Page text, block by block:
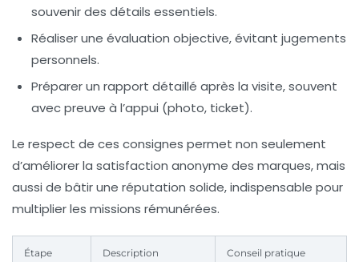
souvenir des détails essentiels.
Réaliser une évaluation objective, évitant jugements
personnels.
Préparer un rapport détaillé après la visite, souvent
avec preuve à l’appui (photo, ticket).
Le respect de ces consignes permet non seulement
d’améliorer la satisfaction anonyme des marques, mais
aussi de bâtir une réputation solide, indispensable pour
multiplier les missions rémunérées.
Étape Description Conseil pratique